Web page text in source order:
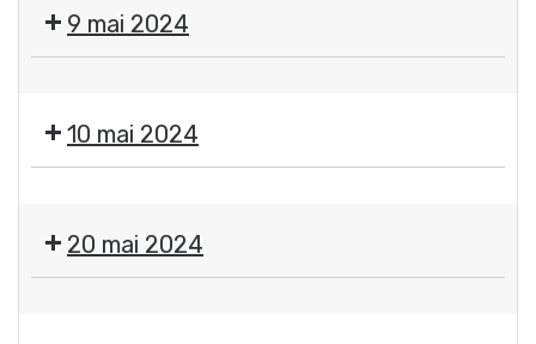
des
services
9 mai 2024
des
services
10 mai 2024
des
services
20 mai 2024